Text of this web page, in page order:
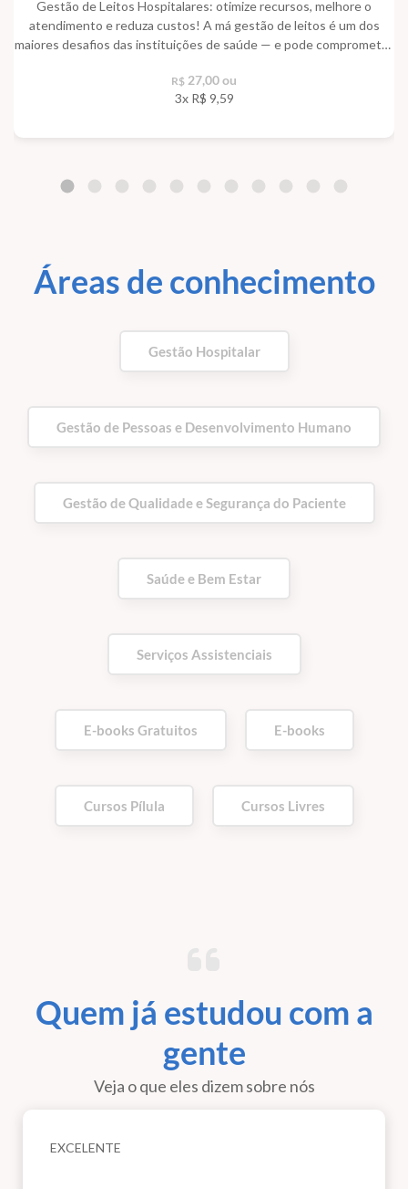
Gestão de Leitos Hospitalares: otimize recursos, melhore o
atendimento e reduza custos! A má gestão de leitos é um dos
maiores desafios das instituições de saúde — e pode comprometer
online e objetivo, você vai aprender estratégias práticas para
planejar, monitorar e utilizar os leitos hospitalares com eficiência,
instalada e maior satisfação dos pacientes.
R$ 27,00 ou
3x R$ 9,59
Áreas de conhecimento
Gestão Hospitalar
Gestão de Pessoas e Desenvolvimento Humano
Gestão de Qualidade e Segurança do Paciente
Saúde e Bem Estar
Serviços Assistenciais
E-books Gratuitos E-books
Cursos Pílula Cursos Livres
Quem já estudou com a
gente
Veja o que eles dizem sobre nós
EXCELENTE